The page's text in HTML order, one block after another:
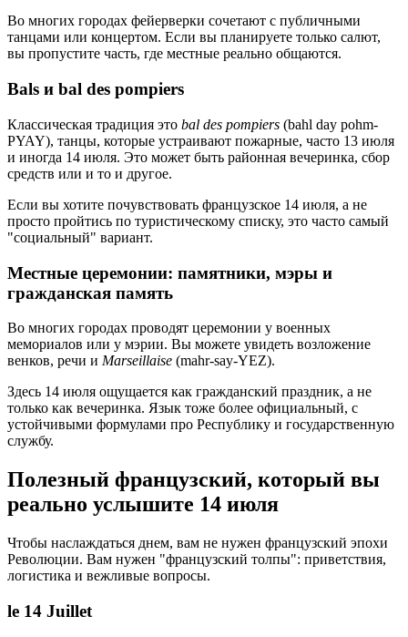
Во многих городах фейерверки сочетают с публичными
танцами или концертом. Если вы планируете только салют,
вы пропустите часть, где местные реально общаются.
Bals и bal des pompiers
Классическая традиция это bal des pompiers (bahl day pohm-
PYAY), танцы, которые устраивают пожарные, часто 13 июля
и иногда 14 июля. Это может быть районная вечеринка, сбор
средств или и то и другое.
Если вы хотите почувствовать французское 14 июля, а не
просто пройтись по туристическому списку, это часто самый
"социальный" вариант.
Местные церемонии: памятники, мэры и
гражданская память
Во многих городах проводят церемонии у военных
мемориалов или у мэрии. Вы можете увидеть возложение
венков, речи и Marseillaise (mahr-say-YEZ).
Здесь 14 июля ощущается как гражданский праздник, а не
только как вечеринка. Язык тоже более официальный, с
устойчивыми формулами про Республику и государственную
службу.
Полезный французский, который вы
реально услышите 14 июля
Чтобы наслаждаться днем, вам не нужен французский эпохи
Революции. Вам нужен "французский толпы": приветствия,
логистика и вежливые вопросы.
le 14 Juillet